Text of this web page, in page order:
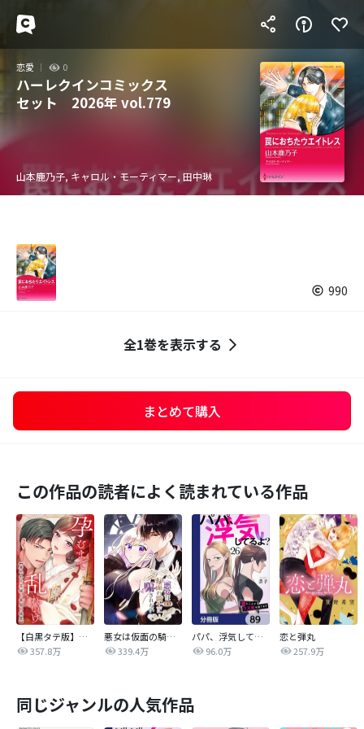
恋愛 0
ハーレクインコミックス
セット 2026年 vol.779
山本鹿乃子, キャロル・モーティマー, 田中琳
990
全1巻を表示する
まとめて購入
この作品の読者によく読まれている作品
【白黒タテ版】孕むまで乱れいけ～身代わり花嫁と軍服の猛愛
357.8万
悪女は仮面の騎士に騙されない
339.4万
パパ、浮気してるよ？娘と二人でクズ夫を捨てます【分冊版】
96.0万
恋と弾丸
257.9万
同じジャンルの人気作品